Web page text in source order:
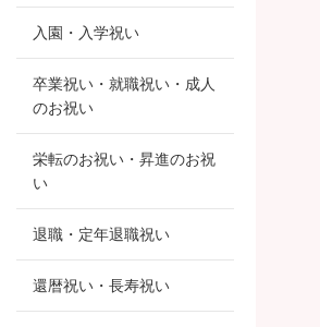
入園・入学祝い
卒業祝い・就職祝い・成人
のお祝い
栄転のお祝い・昇進のお祝
い
退職・定年退職祝い
還暦祝い・長寿祝い